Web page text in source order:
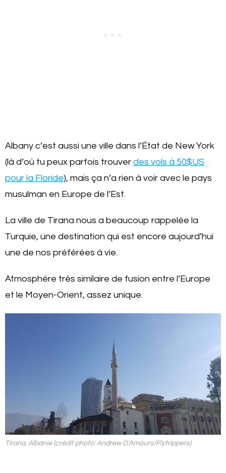
Albany c’est aussi une ville dans l’État de New York
(là d’où tu peux parfois trouver des vols à 50$US
pour la Floride), mais ça n’a rien à voir avec le pays
musulman en Europe de l’Est.
La ville de Tirana nous a beaucoup rappelée la
Turquie, une destination qui est encore aujourd’hui
une de nos préférées à vie.
Atmosphère très similaire de fusion entre l’Europe
et le Moyen-Orient, assez unique.
Tirana, Albanie (crédit photo: Andrew D’Amours/Flytrippers)